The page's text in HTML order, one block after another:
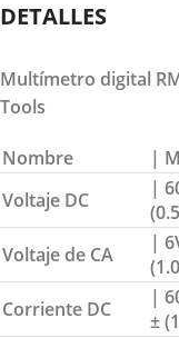
DETALLES
Multímetro digital
Tools
Nombre
|
Voltaje DC
|
Voltaje de CA
|
Corriente DC
|
±